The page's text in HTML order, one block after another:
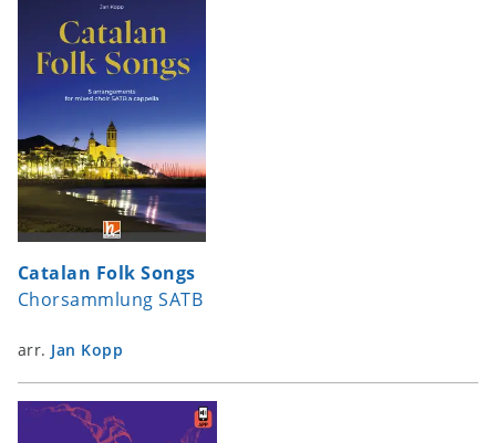
Catalan Folk Songs
Chorsammlung SATB
arr. Jan Kopp